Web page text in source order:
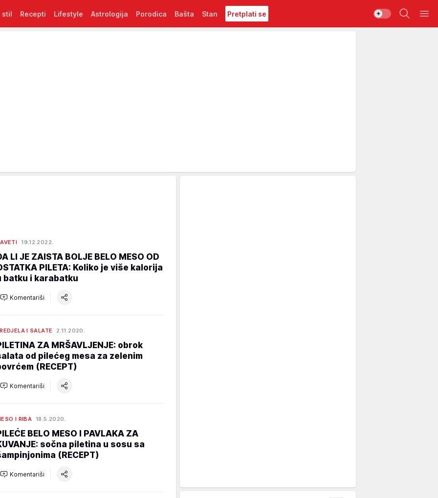
stil Recepti Lifestyle Astrologija Porodica Bašta Stan Pretplati se
19.12.2022.
LI JE ZAISTA BOLJE BELO MESO OD
PILETA: Koliko je više kalorija
batku i karabatku
Komentariši
I SALATE 2.11.2020.
ZA MRŠAVLJENJE: obrok
od pilećeg mesa za zelenim
(RECEPT)
Komentariši
I RIBA 18.5.2020.
BELO MESO I PAVLAKA ZA
sočna piletina u sosu sa
(RECEPT)
Komentariši